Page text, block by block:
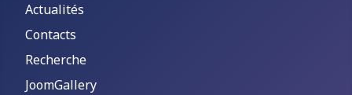
Actualités
Contacts
Recherche
JoomGallery